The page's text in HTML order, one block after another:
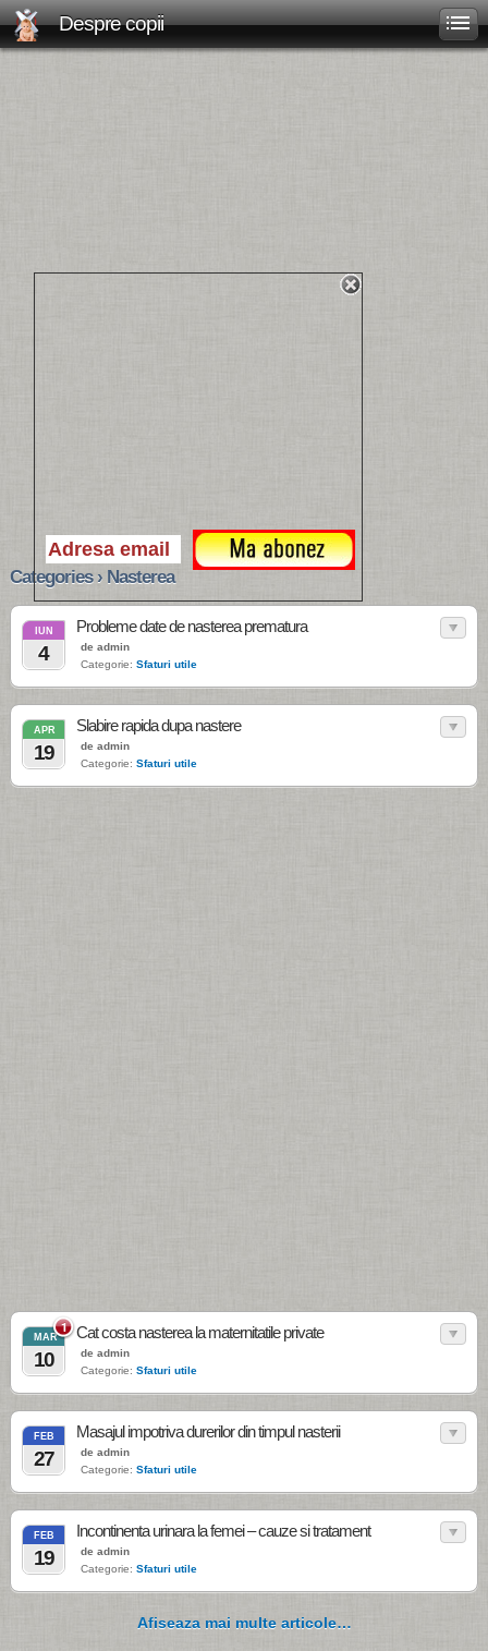
Despre copii
Categories › Nasterea
IUN
4
Probleme date de nasterea prematura
de admin
Categorie: Sfaturi utile
APR
19
Slabire rapida dupa nastere
de admin
Categorie: Sfaturi utile
1
MAR
10
Cat costa nasterea la maternitatile private
de admin
Categorie: Sfaturi utile
FEB
27
Masajul impotriva durerilor din timpul nasterii
de admin
Categorie: Sfaturi utile
FEB
19
Incontinenta urinara la femei – cauze si tratament
de admin
Categorie: Sfaturi utile
Afiseaza mai multe articole…